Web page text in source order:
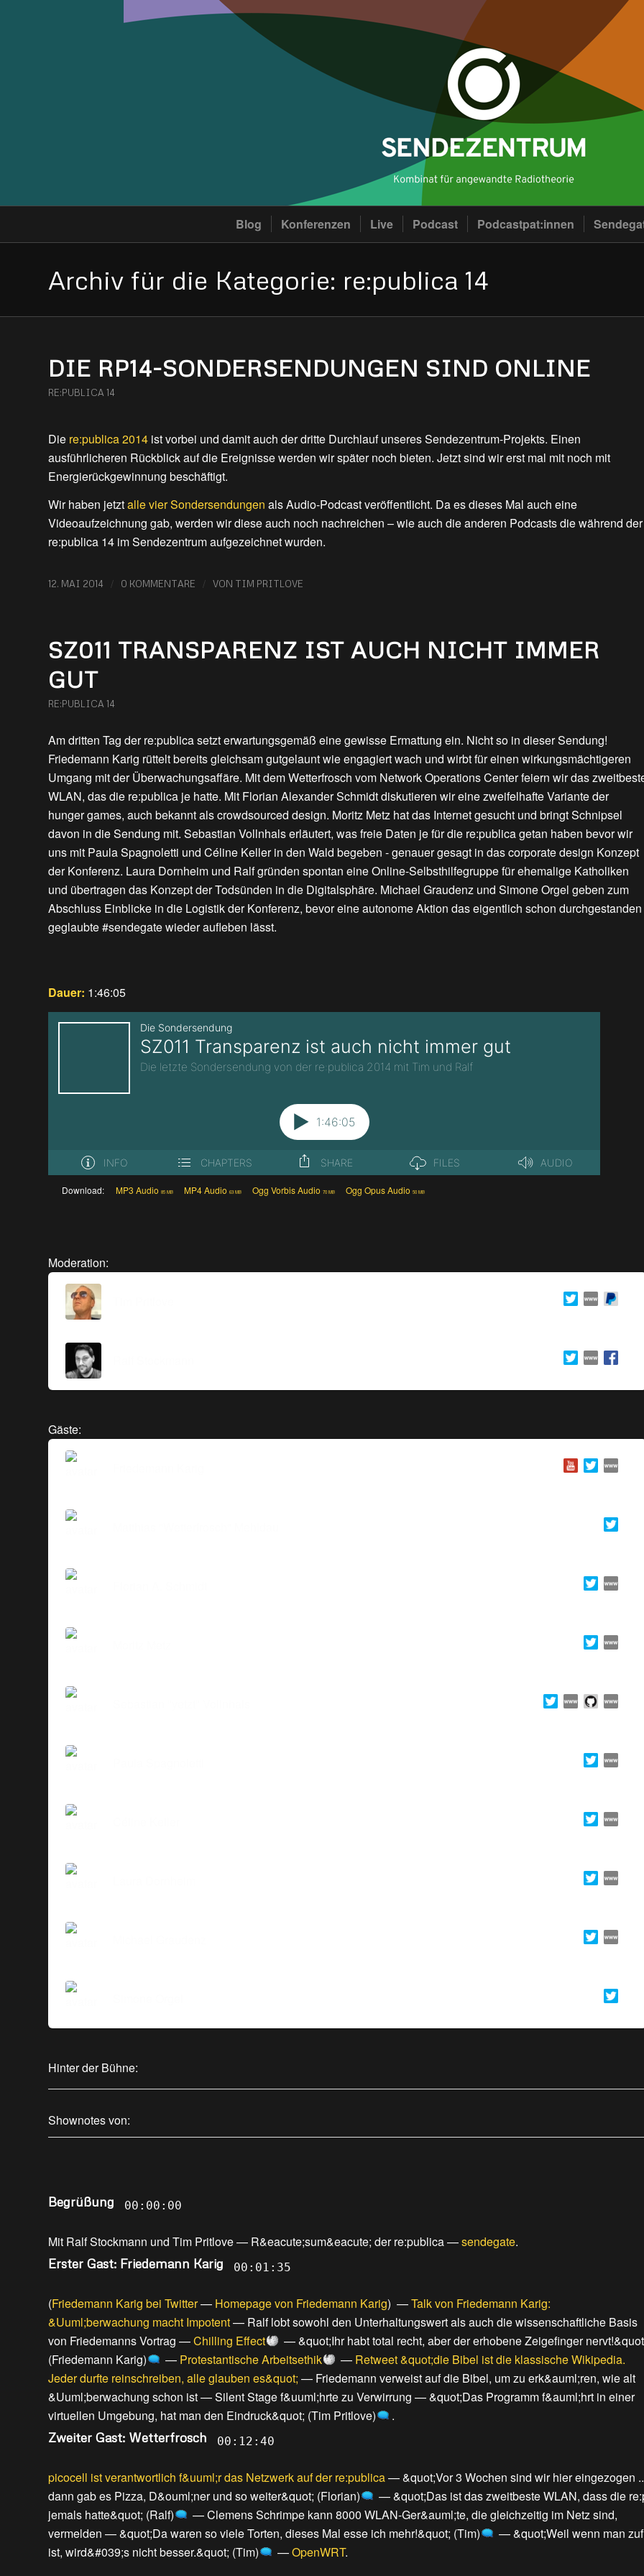
Blog Konferenzen Live Podcast Podcastpat:innen
Archiv für die Kategorie: re:publica 14
DIE RP14-SONDERSENDUNGEN SIND ONLINE
RE:PUBLICA 14
Die re:publica 2014 ist vorbei und damit auch der dritte Durchlauf unseres Sendezentrum-Projekts. Einen
ausführlicheren Rückblick auf die Ereignisse werden wir später noch bieten. Jetzt sind wir erst mal mit noch mit
Energierückgewinnung beschäftigt.
Wir haben jetztalle vier Sondersendungen als Audio-Podcast veröffentlicht. Da es dieses Mal auch eine
Videoaufzeichnung gab, werden wir diese auch noch nachreichen – wie auch die anderen Podcasts die während der
re:publica 14 im Sendezentrum aufgezeichnet wurden.
12. MAI 2014 / 0 KOMMENTARE / VON TIM PRITLOVE
SZ011 TRANSPARENZ IST AUCH NICHT IMMER
GUT
RE:PUBLICA 14
Am dritten Tag der re:publica setzt erwartungsgemäß eine gewisse Ermattung ein. Nicht so in dieser Sendung!
Friedemann Karig rüttelt bereits gleichsam gutgelaunt wie engagiert wach und wirbt für einen wirkungsmächtigeren
Umgang mit der Überwachungsaffäre. Mit dem Wetterfrosch vom Network Operations Center feiern wir das
WLAN, das die re:publica je hatte. Mit Florian Alexander Schmidt diskutieren wir eine zweifelhafte Variante der
hunger games, auch bekannt als crowdsourced design. Moritz Metz hat das Internet gesucht und bringt Schnipsel
davon in die Sendung mit. Sebastian Vollnhals erläutert, was freie Daten je für die re:publica getan haben bevor wir
uns mit Paula Spagnoletti und Céline Keller in den Wald begeben - genauer gesagt in das corporate design Konzept
der Konferenz. Laura Dornheim und Ralf gründen spontan eine Online-Selbsthilfegruppe für ehemalige Katholiken
und übertragen das Konzept der Todsünden in die Digitalsphäre. Michael Graudenz und Simone Orgel geben zum
Abschluss Einblicke in die Logistik der Konferenz, bevor eine autonome Aktion das eigentlich schon durchgestanden
geglaubte #sendegate wieder aufleben lässt.
Dauer: 1:46:05
Download: MP3 Audio 85 MB MP4 Audio 63 MB Ogg Vorbis Audio 70 MB Ogg Opus Audio 50 MB
Moderation:
Gäste:
Hinter der Bühne:
Shownotes von:
Begrüßung 00:00:00
Mit Ralf Stockmann und Tim Pritlove— R&eacute;sum&eacute; der re:publica—sendegate.
Erster Gast: Friedemann Karig 00:01:35
(Friedemann Karig bei Twitter— Homepage von Friedemann Karig) —Talk von Friedemann Karig:
&Uuml;berwachung macht Impotent— Ralf lobt sowohl den Unterhaltungswert als auch die wissenschaftliche Basis
von Friedemanns Vortrag —Chilling Effect —&quot;Ihr habt total recht, aber der erhobene Zeigefinger
(Friedemann Karig)
— Protestantische Arbeitsethik — Retweet &quot;die Bibel ist die klassische Wikipedia.
Jeder durfte reinschreiben, alle glauben es&quot; — Friedemann verweist auf die Bibel, um zu erk&auml;ren, wie alt
&Uuml;berwachung schon ist—Silent Stage f&uuml;hrte zu Verwirrung —&quot;Das Programm f&auml;hrt in einer
virtuellen Umgebung, hat man den Eindruck&quot; (Tim Pritlove)
.
Zweiter Gast: Wetterfrosch 00:12:40
picocell ist verantwortlich f&uuml;r das Netzwerk auf der re:publica—&quot;Vor 3 Wochen sind wir hier eingezogen
dann gab es Pizza, D&ouml;ner und so weiter&quot; (Florian)
—&quot;Das ist das zweitbeste WLAN, dass die
jemals hatte&quot; (Ralf)
—Clemens Schrimpe kann 8000 WLAN-Ger&auml;te, die gleichzeitig im Netz sind,
vermelden —&quot;Da waren so viele Torten, dieses Mal esse ich mehr!&quot; (Tim) —&quot;Weil wenn man
ist, wird&#039;s nicht besser.&quot; (Tim)
—OpenWRT.